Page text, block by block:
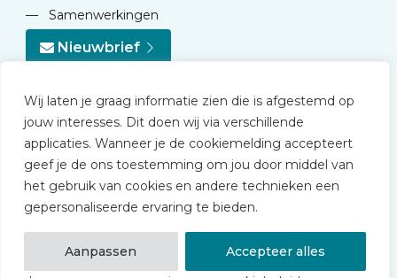
Wij laten je graag informatie zien die is afgestemd op
jouw interesses. Dit doen wij via verschillende
applicaties. Wanneer je de cookiemelding accepteert
geef je de ons toestemming om jou door middel van
het gebruik van cookies en andere technieken een
gepersonaliseerde ervaring te bieden.
Aanpassen
Accepteer alles
—
Samenwerkingen
Nieuwbrief
© 2026 NVD
Privacy statement
Disclaimer